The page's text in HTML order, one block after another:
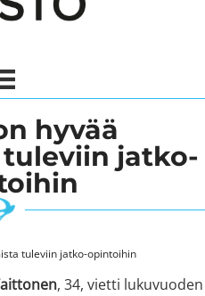
hyvää
jatko-
tuleviin jatko-opintoihin
, 34, vietti lukuvuoden